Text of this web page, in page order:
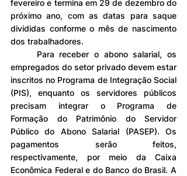
fevereiro e termina em 29 de dezembro do
próximo ano, com as datas para saque
divididas conforme o mês de nascimento
dos trabalhadores.
empregados do setor privado devem estar
inscritos no Programa de Integração Social
(PIS), enquanto os servidores públicos
precisam integrar o Programa de
Formação do Patrimônio do Servidor
Público do Abono Salarial (PASEP). Os
pagamentos serão feitos,
respectivamente, por meio da Caixa
Econômica Federal e do Banco do Brasil. A